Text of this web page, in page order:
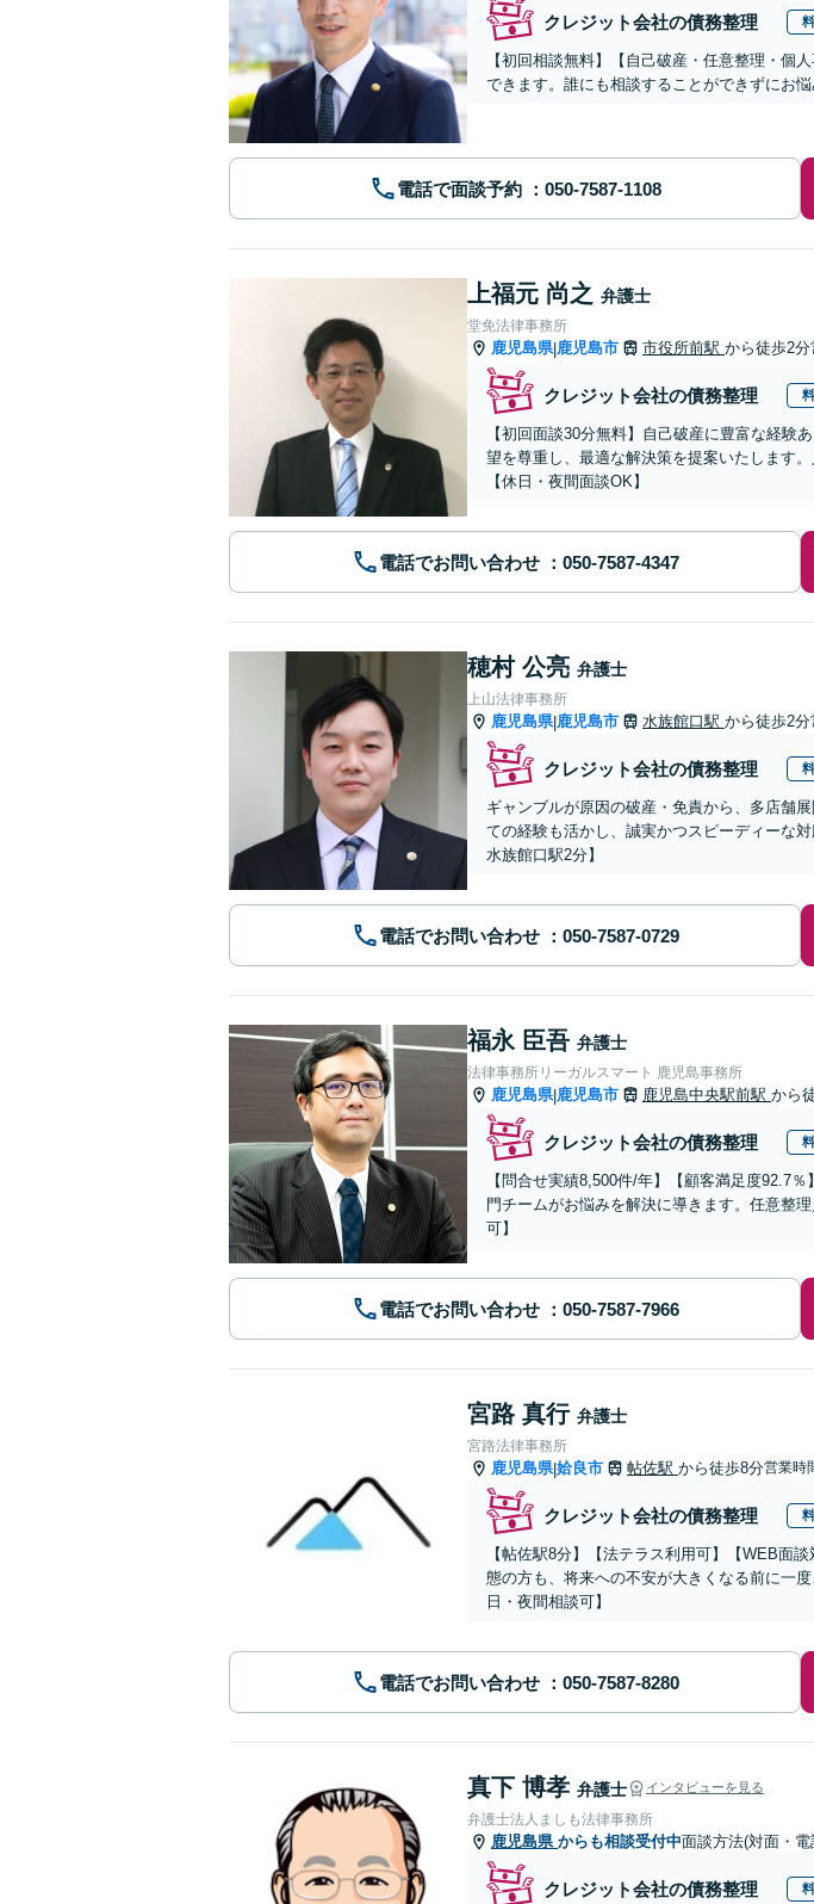
クレジット会社の債務整理
【初回相談無料】【自己破産・任意整理・個
できます。誰にも相談することができずにお
電話で面談予約
上福元 尚之 弁護士
堂免法律事務所
鹿児島県|鹿児島市 市役所前駅 から徒歩2分
クレジット会社の債務整理
【初回面談30分無料】自己破産に豊富な経験
望を尊重し、最適な解決策を提案いたします
【休日・夜間面談OK】
電話でお問い合わせ
穂村 公亮 弁護士
上山法律事務所
鹿児島県|鹿児島市 水族館口駅 から徒歩2分
クレジット会社の債務整理
ギャンブルが原因の破産・免責から、多店舗
ての経験も活かし、誠実かつスピーディーな
水族館口駅2分】
電話でお問い合わせ
福永 臣吾 弁護士
法律事務所リーガルスマート 鹿児島事務所
鹿児島県|鹿児島市 鹿児島中央駅前駅 から
クレジット会社の債務整理
【問合せ実績8,500件/年】【顧客満足度92.7
門チームがお悩みを解決に導きます。任意整
可】
電話でお問い合わせ
宮路 真行 弁護士
宮路法律事務所
鹿児島県|姶良市 帖佐駅 から徒歩8分営業時
クレジット会社の債務整理
【帖佐駅8分】【法テラス利用可】【WEB面
態の方も、将来への不安が大きくなる前に一
日・夜間相談可】
電話でお問い合わせ
真下 博孝 弁護士 インタビューを見る
弁護士法人ましも法律事務所
鹿児島県 からも相談受付中面談方法(対面・
クレジット会社の債務整理